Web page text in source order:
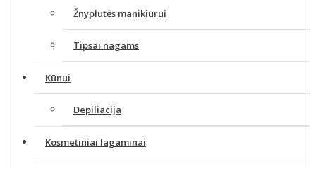
Žnyplutės manikiūrui
Tipsai nagams
Kūnui
Depiliacija
Kosmetiniai lagaminai